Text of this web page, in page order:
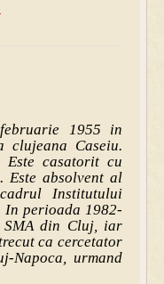
1955 in
clujeana Caseiu.
casatorit cu
Este absolvent al
Institutului
perioada 1982-
din Cluj, iar
ca cercetator
Napoca, urmand